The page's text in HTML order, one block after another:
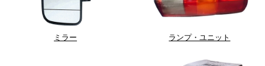
ミラー ランプ・ユニット